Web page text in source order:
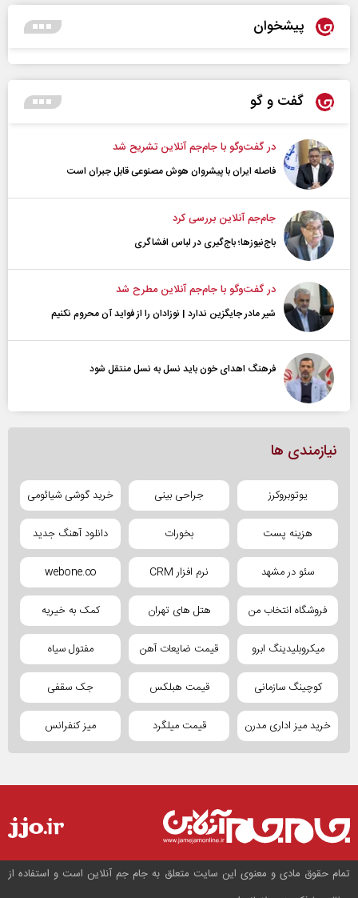
پیشخوان
گفت و گو
در گفت‌و‌گو با جام‌جم آنلاین تشریح شد
فاصله ایران با پیشرو‌ان هوش مصنوعی قابل جبران است
جام‌جم آنلاین بررسی کرد
باج‌نیوزها؛ باج‌گیری در لباس افشاگری
در گفت‌و‌گو با جام‌جم آنلاین مطرح شد
شیر مادر جایگزین ندارد | نوزادان را از فواید آن محروم نکنیم
فرهنگ اهدای خون باید نسل به نسل منتقل شود
نیازمندی ها
یوتوبروکرز جراحی بینی خرید گوشی شیائومی
هزینه پست بخورات دانلود آهنگ جدید
سئو در مشهد نرم افزار CRM webone.co
فروشگاه انتخاب من هتل های تهران کمک به خیریه
میکروبلیدینگ ابرو قیمت ضایعات آهن مفتول سیاه
کوچینگ سازمانی قیمت هبلکس جک سقفی
خرید میز اداری مدرن قیمت میلگرد میز کنفرانس
تمام حقوق مادی و معنوی این سایت متعلق به جام جم آنلاین است و استفاده از